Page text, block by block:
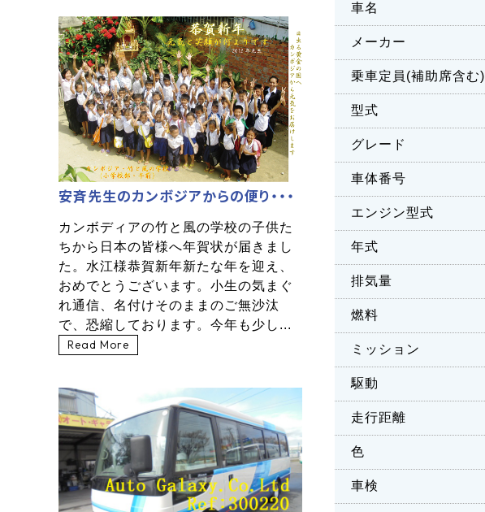
車名
メーカー
乗車定員(補助席含む)
型式
グレード
車体番号
エンジン型式
年式
排気量
燃料
ミッション
駆動
走行距離
色
車検
安斉先生のカンボジアからの便り・・・
カンボディアの竹と風の学校の子供た
ちから日本の皆様へ年賀状が届きまし
た。水江様恭賀新年新たな年を迎え、
おめでとうございます。小生の気まぐ
れ通信、名付けそのままのご無沙汰
で、恐縮しております。今年も少し...
Read More